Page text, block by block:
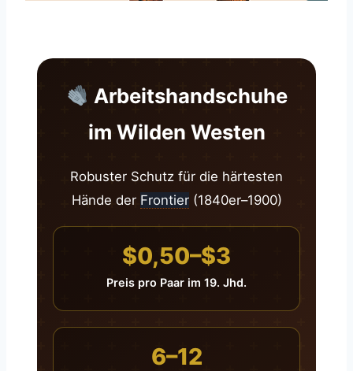
Arbeitshandschuhe
im Wilden Westen
Robuster Schutz für die härtesten
Hände der Frontier(1840er–1900)
$0,50–$3
Preis pro Paar im 19. Jhd.
6–12